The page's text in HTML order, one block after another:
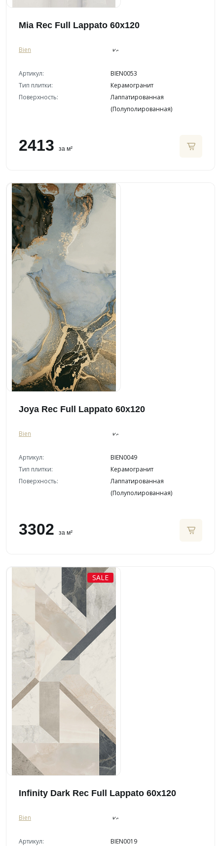
Mia Rec Full Lappato 60x120
Bien
Артикул:
BIEN0053
Тип плитки:
Керамогранит
Поверхность:
Лаппатированная
(Полуполированная)
2413 за м²
Joya Rec Full Lappato 60x120
Bien
Артикул:
BIEN0049
Тип плитки:
Керамогранит
Поверхность:
Лаппатированная
(Полуполированная)
3302 за м²
SALE
Infinity Dark Rec Full Lappato 60x120
Bien
Артикул:
BIEN0019